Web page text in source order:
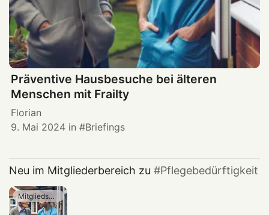
Präventive Hausbesuche bei älteren
Menschen mit Frailty
Florian
9. Mai 2024 in Briefings
Neu im Mitgliederbereich zu Pflegebedürftigkeit
Mitgliedschaft